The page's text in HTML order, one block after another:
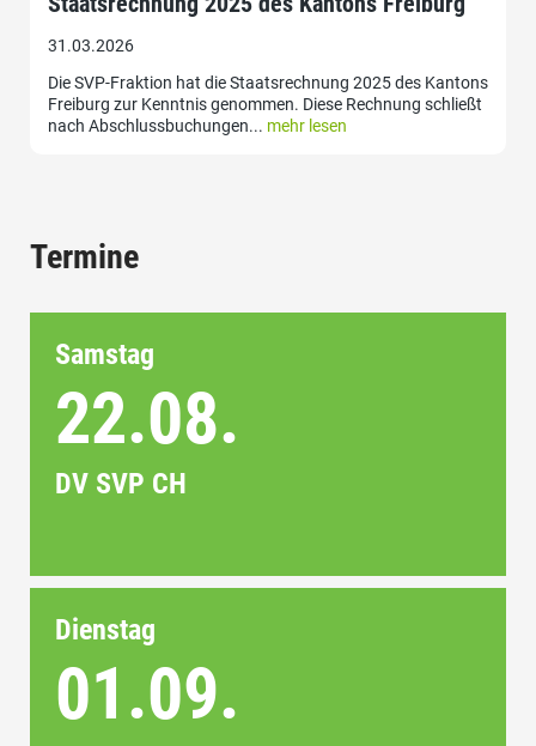
31.03.2026
Die SVP-Fraktion hat die Staatsrechnung 2025 des Kantons
Freiburg zur Kenntnis genommen. Diese Rechnung schließt
nach Abschlussbuchungen... mehr lesen
Termine
Samstag
22.08.
DV SVP CH
Dienstag
01.09.